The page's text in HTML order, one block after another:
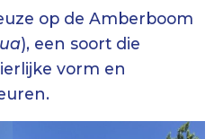
op de Amberboom
), een soort die
vorm en